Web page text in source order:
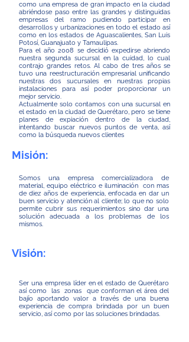
como una empresa de gran impacto en la ciudad
abriéndose paso entre las grandes y distinguidas
empresas del ramo pudiendo participar en
desarrollos y urbanizaciones en todo el estado así
como en los estados de Aguascalientes, San Luis
Potosí, Guanajuato y Tamaulipas.
Para el año 2008 se decidió expedirse abriendo
nuestra segunda sucursal en la cuidad, lo cual
contrajo grandes retos. Al cabo de tres años se
tuvo una reestructuración empresarial unificando
nuestras dos sucursales en nuestras propias
instalaciones para así poder proporcionar un
mejor servicio.
Actualmente solo contamos con una sucursal en
el estado en la ciudad de Querétaro, pero se tiene
planes de expiación dentro de la ciudad,
intentando buscar nuevos puntos de venta, así
como la búsqueda nuevos clientes
Misión:
Somos una empresa comercializadora de
material, equipo eléctrico e iluminación con mas
de diez años de experiencia, enfocada en dar un
buen servicio y atención al cliente; lo que no solo
permite cubrir sus requerimientos sino dar una
solución adecuada a los problemas de los
mismos.
Visión:
Ser una empresa líder en el estado de Querétaro
así como las zonas que conforman el área del
bajío aportando valor a través de una buena
experiencia de compra brindada por un buen
servicio, así como por las soluciones brindadas.